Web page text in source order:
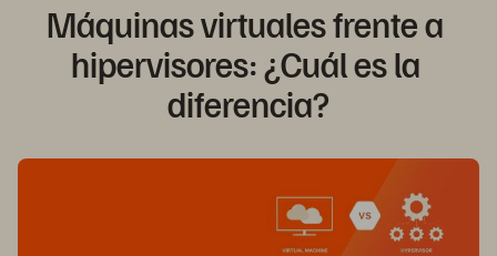
Máquinas virtuales frente a
hipervisores: ¿Cuál es la
diferencia?